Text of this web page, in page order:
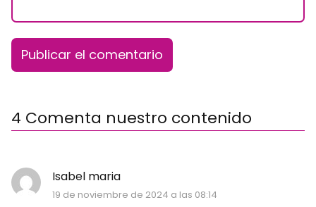
4 Comenta nuestro contenido
Isabel maria
19 de noviembre de 2024 a las 08:14